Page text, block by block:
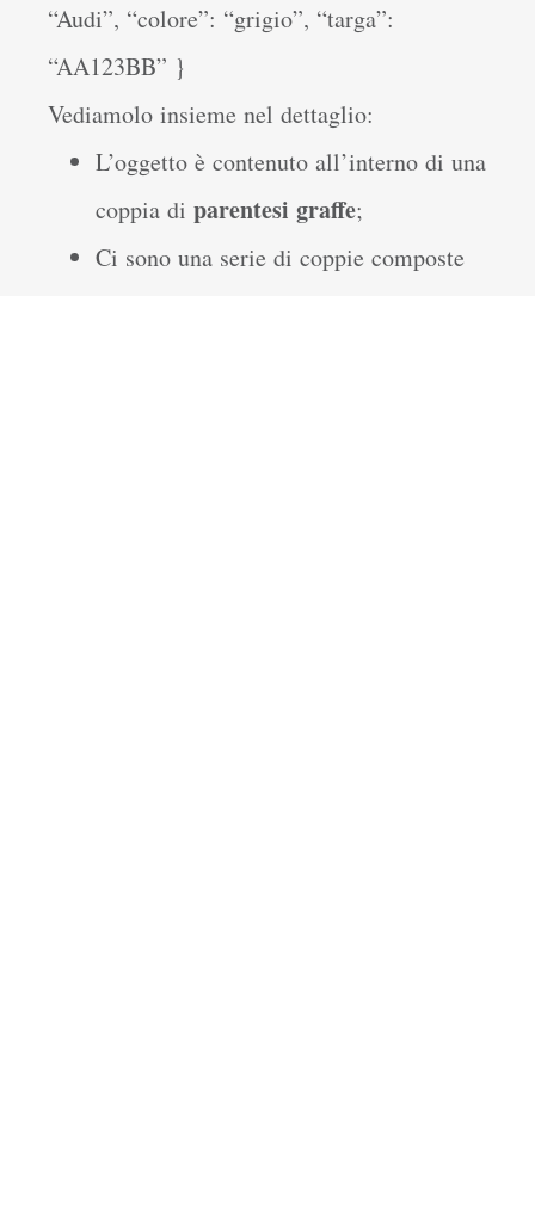
“Audi”, “colore”: “grigio”, “targa”:
“AA123BB” }
Vediamolo insieme nel dettaglio:
L’oggetto è contenuto all’interno di una
coppia di parentesi graffe;
Ci sono una serie di coppie composte